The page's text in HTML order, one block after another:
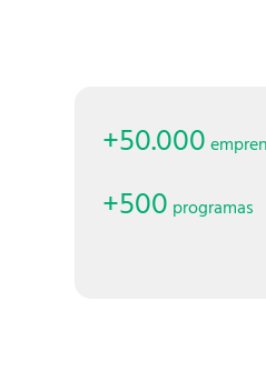
+50.000
+500 programas